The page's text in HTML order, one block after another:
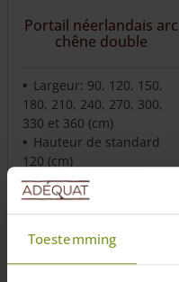
Toestemming
Portail néerlandais arc
chêne double
Largeur: 90, 120, 150,
180, 210, 240, 270, 300,
330 et 360 (cm)
Hauteur de standard
120 (cm)
Fabrication sur mesure
possible
From2.822,00